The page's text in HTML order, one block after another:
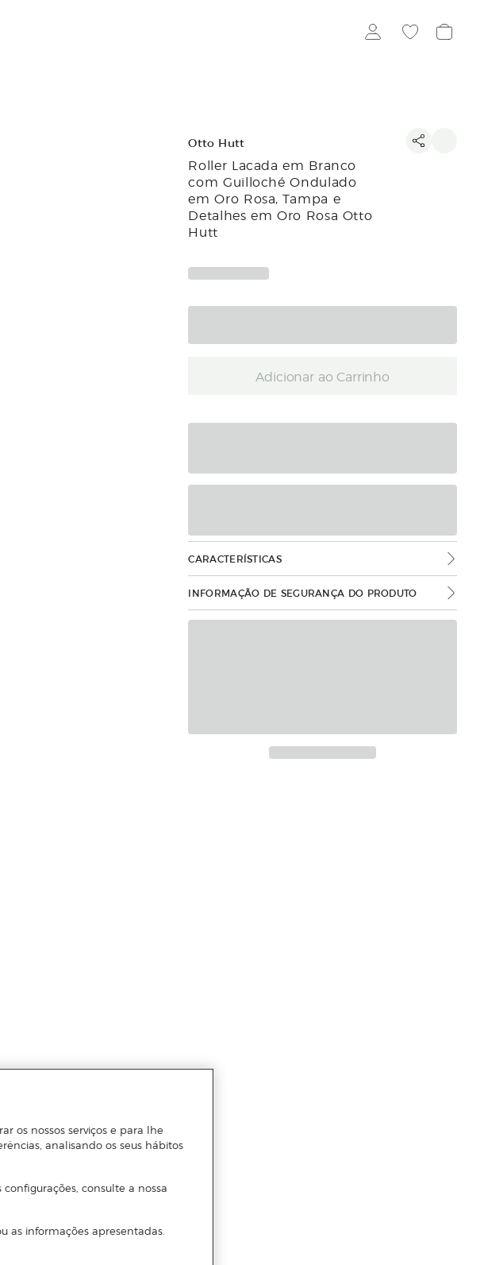
Otto Hutt
Roller Lacada em Branco
com Guilloché Ondulado
em Oro Rosa, Tampa e
Detalhes em Oro Rosa Otto
Hutt
Adicionar ao Carrinho
CARACTERÍSTICAS
INFORMAÇÃO DE SEGURANÇA DO PRODUTO
os nossos serviços e para lhe
analisando os seus hábitos
consulte a nossa
as informações apresentadas.